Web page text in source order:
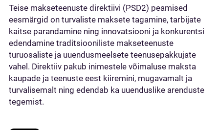
Teise makseteenuste direktiivi (PSD2) peamised
eesmärgid on turvaliste maksete tagamine, tarbijate
kaitse parandamine ning innovatsiooni ja konkurentsi
edendamine traditsiooniliste makseteenuste
turuosaliste ja uuendusmeelsete teenusepakkujate
vahel. Direktiiv pakub inimestele võimaluse maksta
kaupade ja teenuste eest kiiremini, mugavamalt ja
turvalisemalt ning edendab ka uuenduslike arenduste
tegemist.